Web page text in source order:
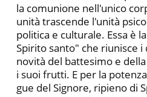
la comunione nell'unico
unità trascende l'unità
politica e culturale. Essa è
Spirito santo" che riunisce i
novità del battesimo e
i suoi frutti. E per la
gue del Signore, ripieno di